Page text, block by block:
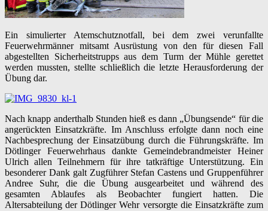
Ein simulierter Atemschutznotfall, bei dem zwei verunfallte
Feuerwehrmänner mitsamt Ausrüstung von den für diesen Fall
abgestellten Sicherheitstrupps aus dem Turm der Mühle gerettet
werden mussten, stellte schließlich die letzte Herausforderung der
Übung dar.
Nach knapp anderthalb Stunden hieß es dann „Übungsende“ für die
angerückten Einsatzkräfte. Im Anschluss erfolgte dann noch eine
Nachbesprechung der Einsatzübung durch die Führungskräfte. Im
Dötlinger Feuerwehrhaus dankte Gemeindebrandmeister Heiner
Ulrich allen Teilnehmern für ihre tatkräftige Unterstützung. Ein
besonderer Dank galt Zugführer Stefan Castens und Gruppenführer
Andree Suhr, die die Übung ausgearbeitet und während des
gesamten Ablaufes als Beobachter fungiert hatten. Die
Altersabteilung der Dötlinger Wehr versorgte die Einsatzkräfte zum